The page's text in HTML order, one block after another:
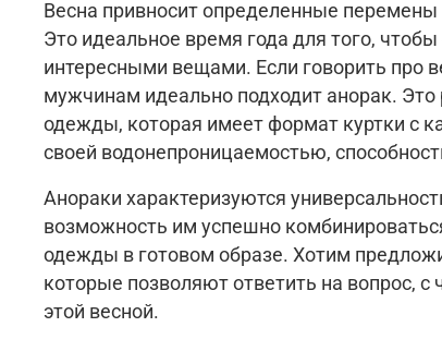
Весна привносит определенные
Это идеальное время года для того,
интересными вещами. Если говорить про
мужчинам идеально подходит анорак. Это
одежды, которая имеет формат куртки с
своей водонепроницаемостью,
Анораки характеризуются
возможность им успешно
одежды в готовом образе. Хотим
которые позволяют ответить на вопрос,
этой весной.